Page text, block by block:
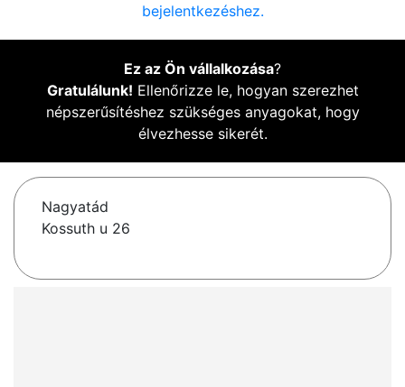
bejelentkezéshez.
Ez az Ön vállalkozása?
Gratulálunk! Ellenőrizze le, hogyan szerezhet
népszerűsítéshez szükséges anyagokat, hogy
élvezhesse sikerét.
Nagyatád
Kossuth u 26